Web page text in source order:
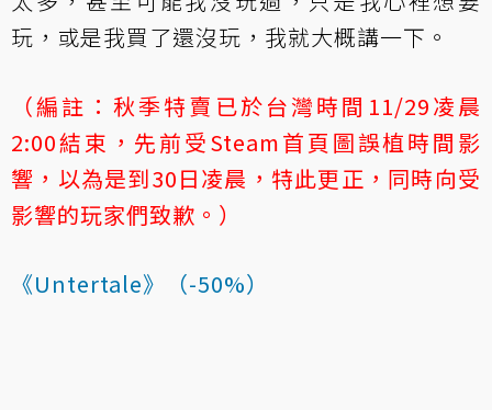
玩，或是我買了還沒玩，我就大概講一下。
（編註：秋季特賣已於台灣時間11/29凌晨
2:00結束，先前受Steam首頁圖誤植時間影
響，以為是到30日凌晨，特此更正，同時向受
影響的玩家們致歉。）
《Untertale》（-50%）